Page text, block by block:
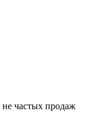
частых продаж